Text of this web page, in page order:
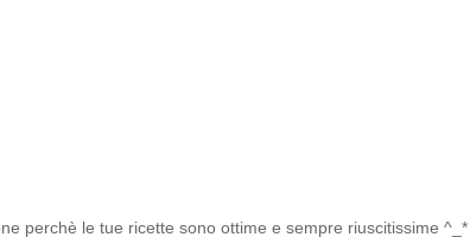
perchè le tue ricette sono ottime e sempre riuscitissime ^_*